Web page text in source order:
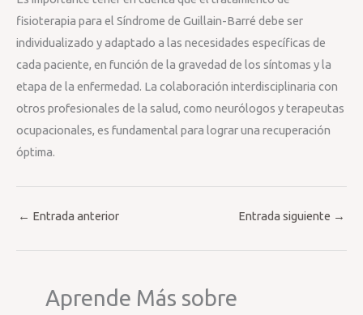
fisioterapia para el Síndrome de Guillain-Barré debe ser
individualizado y adaptado a las necesidades específicas de
cada paciente, en función de la gravedad de los síntomas y la
etapa de la enfermedad. La colaboración interdisciplinaria con
otros profesionales de la salud, como neurólogos y terapeutas
ocupacionales, es fundamental para lograr una recuperación
óptima.
← Entrada anterior Entrada siguiente →
Aprende Más sobre